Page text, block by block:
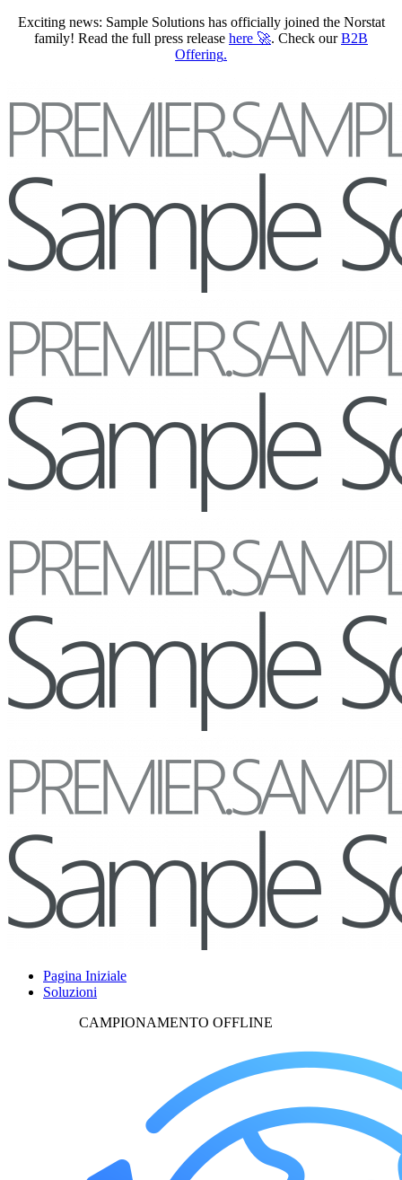
Exciting news: Sample Solutions has officially joined the Norstat
family! Read the full press release here 🚀. Check ourB2B
Offering.
Pagina Iniziale
Soluzioni
CAMPIONAMENTO OFFLINE